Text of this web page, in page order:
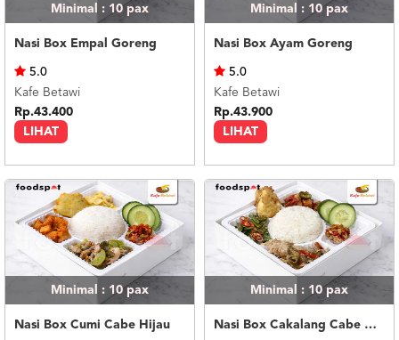
Minimal : 10 pax
Nasi Box Empal Goreng
LIHAT
5.0
Kafe Betawi
Rp.43.400
Minimal : 10pax
Nasi Box Ayam Goreng
LIHAT
5.0
Kafe Betawi
Rp.43.900
Minimal : 10pax
Nasi Box Cumi Cabe Hijau
Minimal : 10pax
Nasi Box Cakalang Cabe Hijau